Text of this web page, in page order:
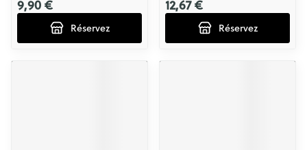
9,90 €
Réservez
12,67 €
Réservez